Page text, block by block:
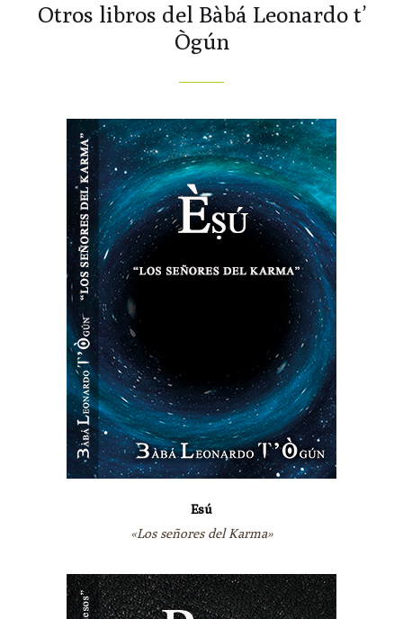
Otros libros del Bàbá Leonardo t’
Ògún
Esú
«Los señores del Karma»